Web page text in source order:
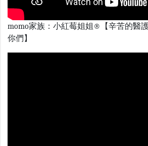
momo家族：小紅莓姐姐®【辛苦的醫
你們】